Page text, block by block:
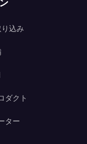
込み
ダクト
ター